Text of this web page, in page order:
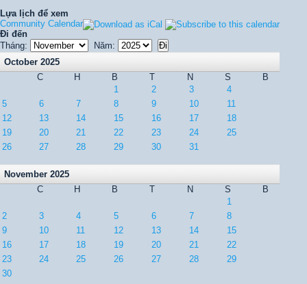
Lựa lịch để xem
Community Calendar
Đi đến
Tháng:
Năm:
October 2025
C
H B T N S
B
1
2 3
4
5
6 7 8 9 10
11
12
13 14 15 16 17
18
19
20 21 22 23 24
25
26
27 28 29 30 31
November 2025
C
H B T N S
B
1
2
3 4 5 6 7
8
9
10 11 12 13 14
15
16
17 18 19 20 21
22
23
24 25 26 27 28
29
30